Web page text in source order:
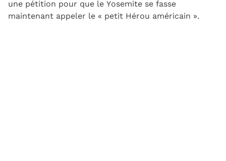
une pétition pour que le Yosemite se fasse
maintenant appeler le « petit Hérou américain ».